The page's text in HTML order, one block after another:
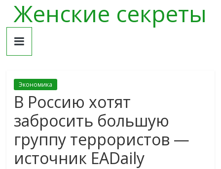
Skip
content
Женские секреты
Экономика
В Россию хотят
забросить большую
группу террористов —
источник EADaily